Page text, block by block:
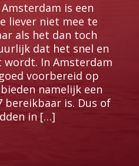
is een
liever niet mee te
als het dan toch
dat het snel en
In Amsterdam
voorbereid op
namelijk een
bereikbaar is.​ Dus of
in […]